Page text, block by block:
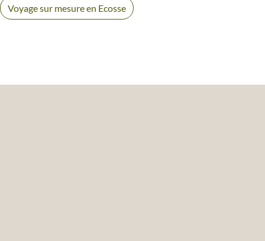
Voyage sur mesure en Ecosse